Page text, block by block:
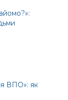
ВПО»: як